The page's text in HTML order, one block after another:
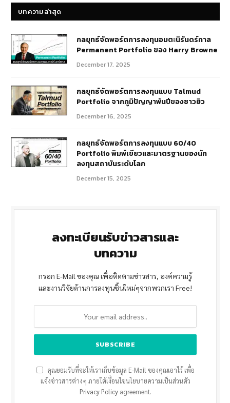
บทความล่าสุด
กลยุทธ์​จัดพอร์ตการลงทุนอมตะนิรันดร์กาล
Permanent Portfolio ของ Harry Browne
December 17, 2025
กลยุทธ์จัดพอร์ตการลงทุนแบบ Talmud
Portfolio จากภูมิปัญญาพันปีของชาวยิว
December 16, 2025
กลยุทธ์จัดพอร์ตการลงทุนแบบ 60/40
Portfolio พิมพ์เขียวและมาตรฐานของนัก
ลงทุนสถาบันระดับโลก
December 15, 2025
ลงทะเบียนรับข่าวสารและ
บทความ
กรอก E-Mail ของคุณ เพื่อติดตามข่าวสาร, องค์ความรู้
และงานวิจัยด้านการลงทุนชิ้นใหม่ๆจากพวกเรา Free!
คุณยอมรับที่จะให้เราเก็บข้อมูล E-Mail ของคุณเอาไว้ เพื่อ
แจ้งข่าวสารต่างๆ ภายใต้เงื่อนไขนโยบายความเป็นส่วนตัว
Privacy Policyagreement.